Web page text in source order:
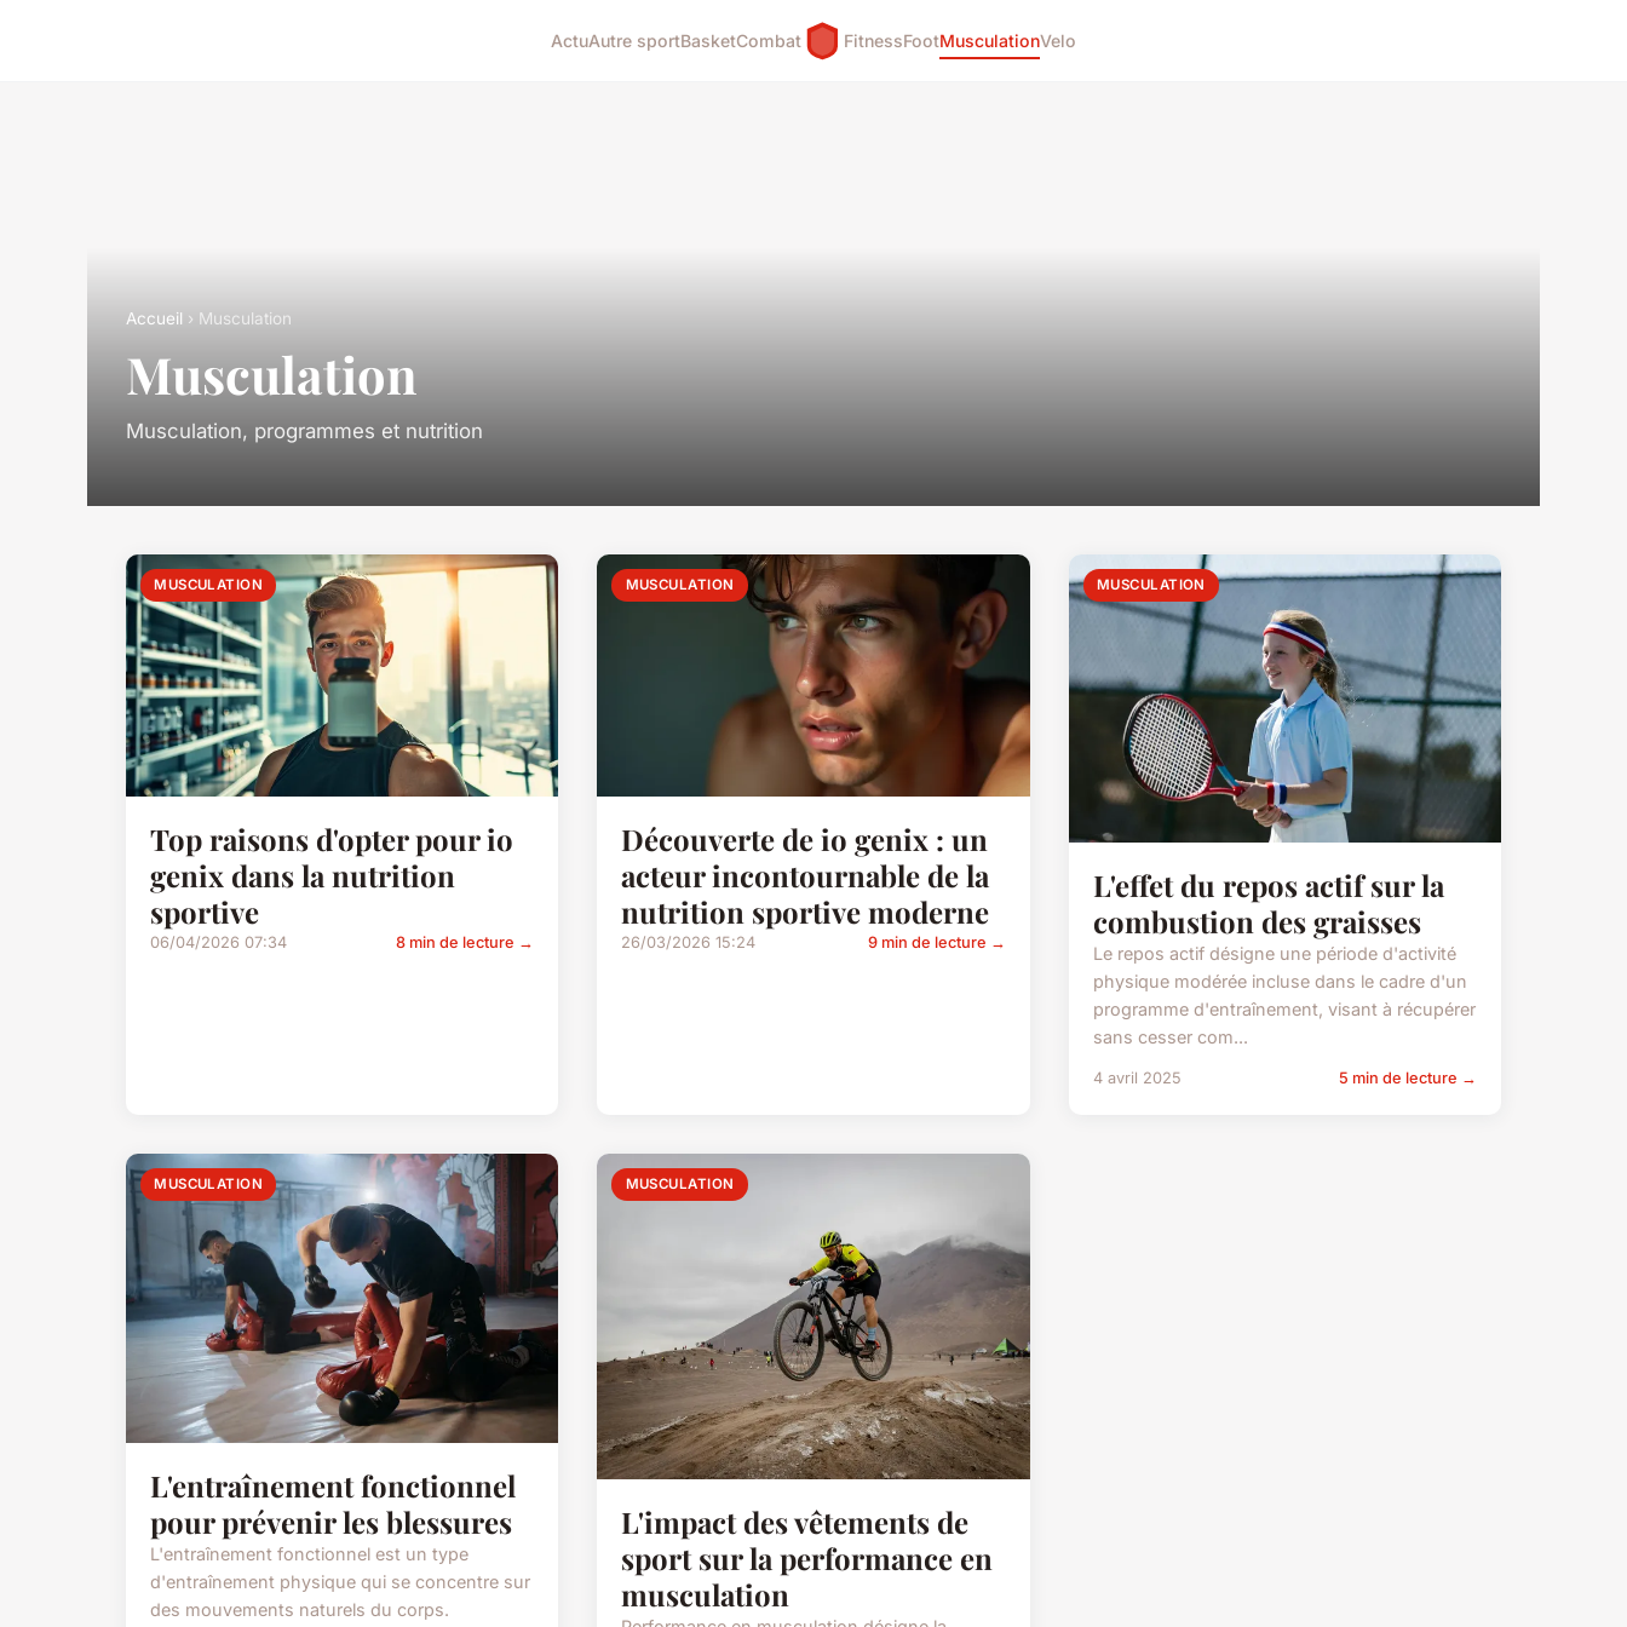
ActuAutre sportBasketCombat FitnessFootMusculationVelo
Accueil › Musculation
Musculation
Musculation, programmes et nutrition
MUSCULATION
Top raisons d'opter pour io
genix dans la nutrition
sportive
06/04/2026 07:34 8 min de lecture →
MUSCULATION
Découverte de io genix : un
acteur incontournable de la
nutrition sportive moderne
26/03/2026 15:24 9 min de lecture →
MUSCULATION
L'effet du repos actif sur la
combustion des graisses
Le repos actif désigne une période d'activité
physique modérée incluse dans le cadre d'un
programme d'entraînement, visant à récupérer
sans cesser com...
4 avril 2025 5 min de lecture →
MUSCULATION
L'entraînement fonctionnel
pour prévenir les blessures
L'entraînement fonctionnel est un type
d'entraînement physique qui se concentre sur
des mouvements naturels du corps.
MUSCULATION
L'impact des vêtements de
sport sur la performance en
musculation